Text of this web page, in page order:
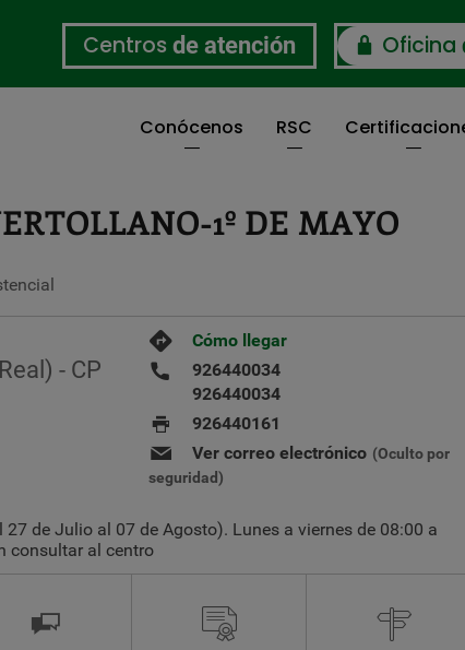
Centros de atención Oficina
Conócenos RSC
1º DE MAYO
- CP
Cómo llegar
926440034
926440034
926440161
Ver correo electrónico (Oculto por
seguridad)
27 de Julio al 07 de Agosto). Lunes a viernes de 08:00 a
consultar al centro